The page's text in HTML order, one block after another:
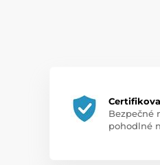
Bezpečné
pohodlné